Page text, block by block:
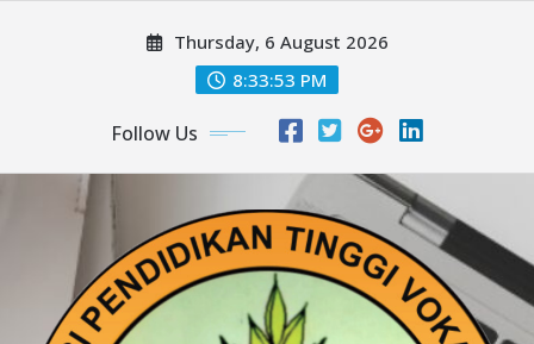
Thursday, 6 August 2026
8:33:55 PM
Follow Us